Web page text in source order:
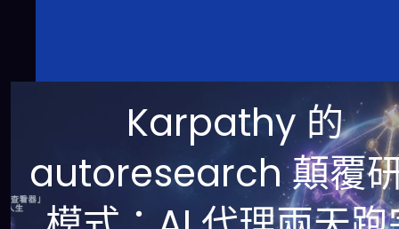
Karpathy 的
autoresearch 顛覆